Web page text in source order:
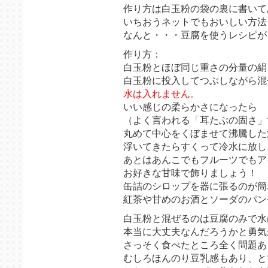
作り方は白玉粉の袋の裏に書い
いちおうネットでもおいしい方
なんと・・・豆腐を使うレシピ
作り方：
白玉粉とほぼ同じ重さの分量の
白玉粉に投入してつぶしながら
水は入れません。
いい感じの柔らかさになったら
（よく言われる「耳たぶの固さ
丸めて中心をくぼませて沸騰し
浮いてきたらすくって冷水に放
あとはあんこでもフルーツでも
お好きな甘味で飾りましょう！
缶詰のシロップを器に張るのが
紅茶や甘めのお酒とソーダのパ
白玉粉と混ぜるのは豆腐のみで
本当に大丈夫なんだろうかと勇
さっそく食べたところ全く問題
むしろほんのり豆乳感もあり、